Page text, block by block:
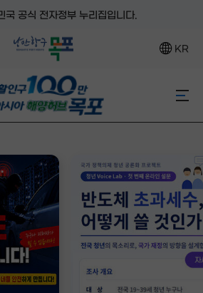
국 공식 전자정부 누리집입니다.
KR